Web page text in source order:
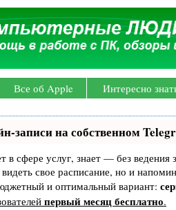
Все об Apple Интересно
записи на собственном
в сфере услуг, знает — без ведения
свое расписание, но и
и оптимальный вариант:
первый месяц бесплатно.